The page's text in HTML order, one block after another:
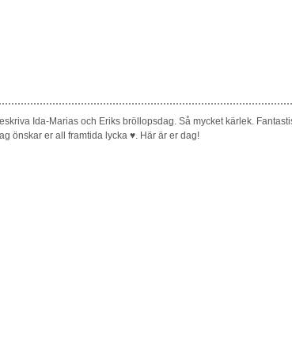
Ida-Marias och Eriks bröllopsdag. Så mycket kärlek.
önskar er all framtida lycka ♥. Här är er dag!